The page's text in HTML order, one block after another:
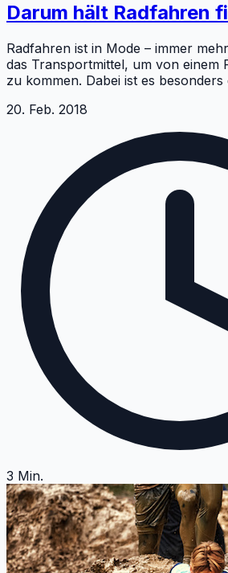
Darum hält Radfahren
Radfahren ist in Mode – immer
das Transportmittel, um von einem
zu kommen. Dabei ist es
20. Feb. 2018
3 Min.